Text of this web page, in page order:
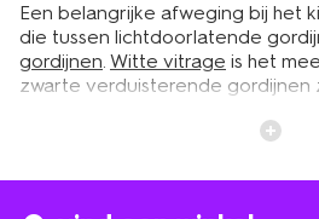
Een belangrijke afweging bij het
die tussen lichtdoorlatende
gordijnen. Witte vitrage is het
zwarte verduisterende gordijnen
uit kunt kiezen. En dan is ook de
dat je voldoende licht in een